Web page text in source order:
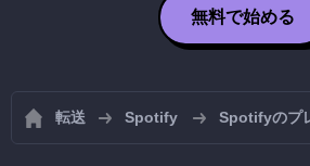
無料で始める
転送 Spotify Spotifyのプ